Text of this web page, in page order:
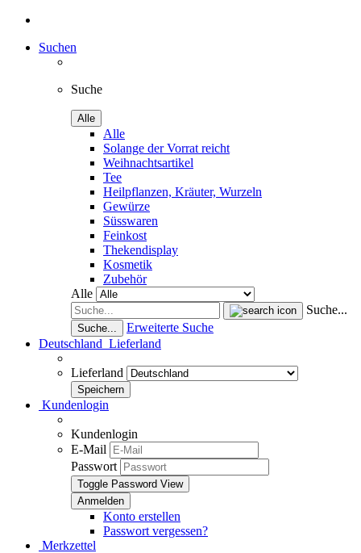
Suchen
Suche
Alle
Alle
Solange der Vorrat reicht
Weihnachtsartikel
Tee
Heilpflanzen, Kräuter, Wurzeln
Gewürze
Süsswaren
Feinkost
Thekendisplay
Kosmetik
Zubehör
Alle
Suche...
Suche...
Erweiterte Suche
Deutschland Lieferland
Lieferland
Kundenlogin
Kundenlogin
E-Mail
Passwort
Toggle Password View
Konto erstellen
Passwort vergessen?
Merkzettel